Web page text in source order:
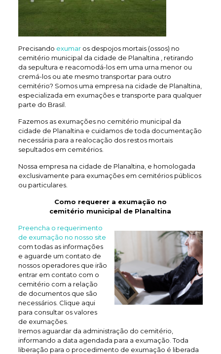
Precisando exumaros despojos mortais (ossos) no
cemitério municipal da cidade de Planaltina , retirando
da sepultura e reacomodá-los em uma urna menor ou
cremá-los ou ate mesmo transportar para outro
cemitério? Somos uma empresa na cidade de Planaltina,
especializada em exumações e transporte para qualquer
parte do Brasil.
Fazemos as exumações no cemitério municipal da
cidade de Planaltina e cuidamos de toda documentação
necessária para a realocação dos restos mortais
sepultados em cemitérios.
Nossa empresa na cidade de Planaltina, e homologada
exclusivamente para exumações em cemitérios públicos
ou particulares.
Como requerer a exumação no
cemitério municipal de Planaltina
Preencha o requerimento
de exumação no nosso site
com todas as informações
e aguarde um contato de
nossos operadores que irão
entrar em contato com o
cemitério com a relação
de documentos que são
necessários. Clique aqui
para consultar os valores
de exumações.
Iremos aguardar da administração do cemitério,
informando a data agendada para a exumação. Toda
liberação para o procedimento de exumação é liberada